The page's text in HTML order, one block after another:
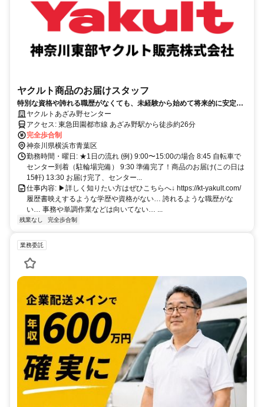
ヤクルト商品のお届けスタッフ
特別な資格や誇れる職歴がなくても、未経験から始めて将来的に安定し
た収入基盤を得られるお仕事です。お届け中は一人で気楽に、困ったと
きは仲間に相談できます。まずは見学会に！
ヤクルトあざみ野センター
アクセス: 東急田園都市線 あざみ野駅から徒歩約26分
完全歩合制
神奈川県横浜市青葉区
勤務時間・曜日: ★1日の流れ (例) 9:00〜15:00の場合 8:45 自転車で
センター到着（駐輪場完備） 9:30 準備完了！商品のお届け(この日は
15軒) 13:30 お届け完了、センター...
仕事内容: ▶詳しく知りたい方はぜひこちらへ↓ https://kt-yakult.com/
履歴書映えするような学歴や資格がない… 誇れるような職歴がな
い… 事務や単調作業などは向いてない… ...
残業なし 完全歩合制
業務委託